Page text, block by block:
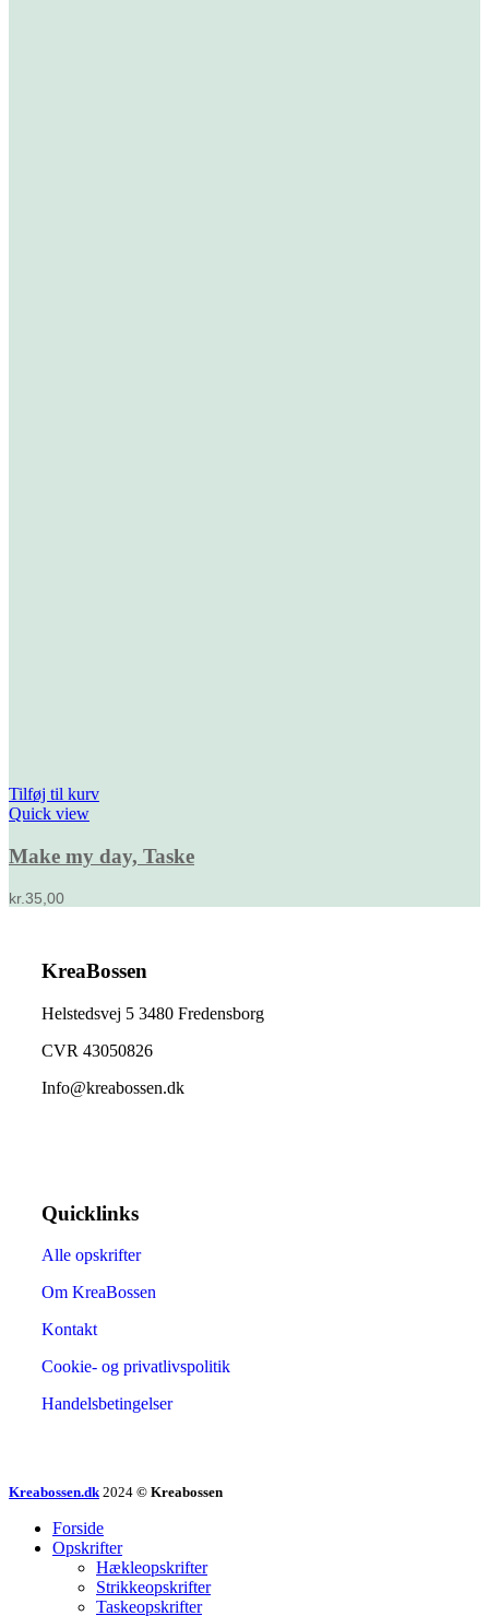
Tilføj til kurv
Quick view
Make my day, Taske
kr.35,00
KreaBossen
Helstedsvej 5 3480 Fredensborg
CVR 43050826
Info@kreabossen.dk
Quicklinks
Alle opskrifter
Om KreaBossen
Kontakt
Cookie- og privatlivspolitik
Handelsbetingelser
Kreabossen.dk 2024 © Kreabossen
Forside
Opskrifter
Hækleopskrifter
Strikkeopskrifter
Taskeopskrifter